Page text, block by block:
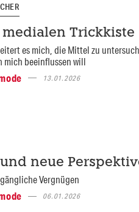
medialen Trickkiste
es mich, die Mittel zu
mich beeinflussen will
13.01.2026
neue
Vergnügen
06.01.2026